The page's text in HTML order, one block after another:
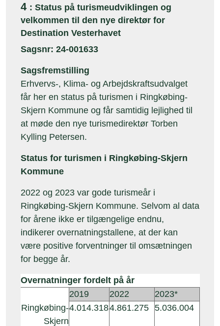
4 : Status på turismeudviklingen og
velkommen til den nye direktør for
Destination Vesterhavet
Sagsnr: 24-001633
Sagsfremstilling
Erhvervs-, Klima- og Arbejdskraftsudvalget
får her en status på turismen i Ringkøbing-
Skjern Kommune og får samtidig lejlighed til
at møde den nye turismedirektør Torben
Kylling Petersen.
Status for turismen i Ringkøbing-Skjern
Kommune
2022 og 2023 var gode turismeår i
Ringkøbing-Skjern Kommune. Selvom al data
for årene ikke er tilgængelige endnu,
indikerer overnatningstallene, at der kan
være positive forventninger til omsætningen
for begge år.
Overnatninger fordelt på år
2019
2022
2023*
Ringkøbing-
Skjern
4.014.3184.861.275 5.036.004